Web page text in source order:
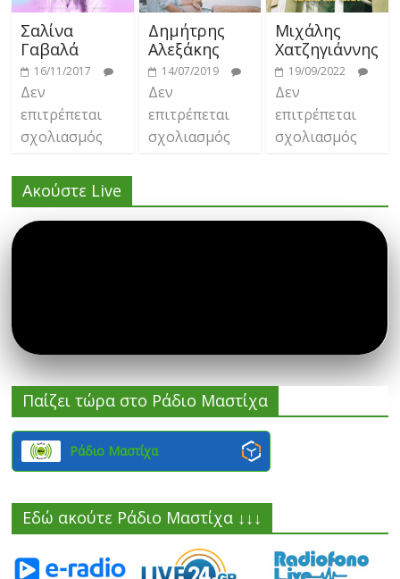
Σαλίνα
Γαβαλά
16/11/2017
Δεν
επιτρέπεται
σχολιασμός
Δημήτρης
Αλεξάκης
14/07/2019
Δεν
επιτρέπεται
σχολιασμός
Μιχάλης
Χατζηγιάννης
19/09/2022
Δεν
επιτρέπεται
σχολιασμός
Ακούστε Live
Παίζει τώρα στο Ράδιο Μαστίχα
Ράδιο Μαστίχα
Εδώ ακούτε Ράδιο Μαστίχα ↓↓↓